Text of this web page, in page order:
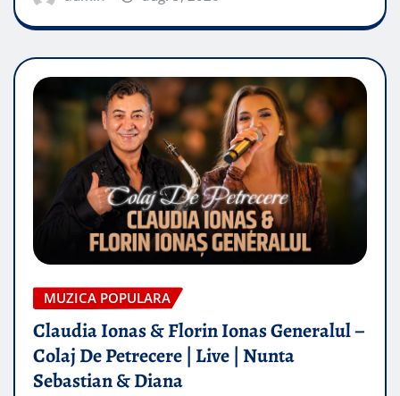
MUZICA POPULARA
Claudia Ionas & Florin Ionas Generalul –
Colaj De Petrecere | Live | Nunta
Sebastian & Diana